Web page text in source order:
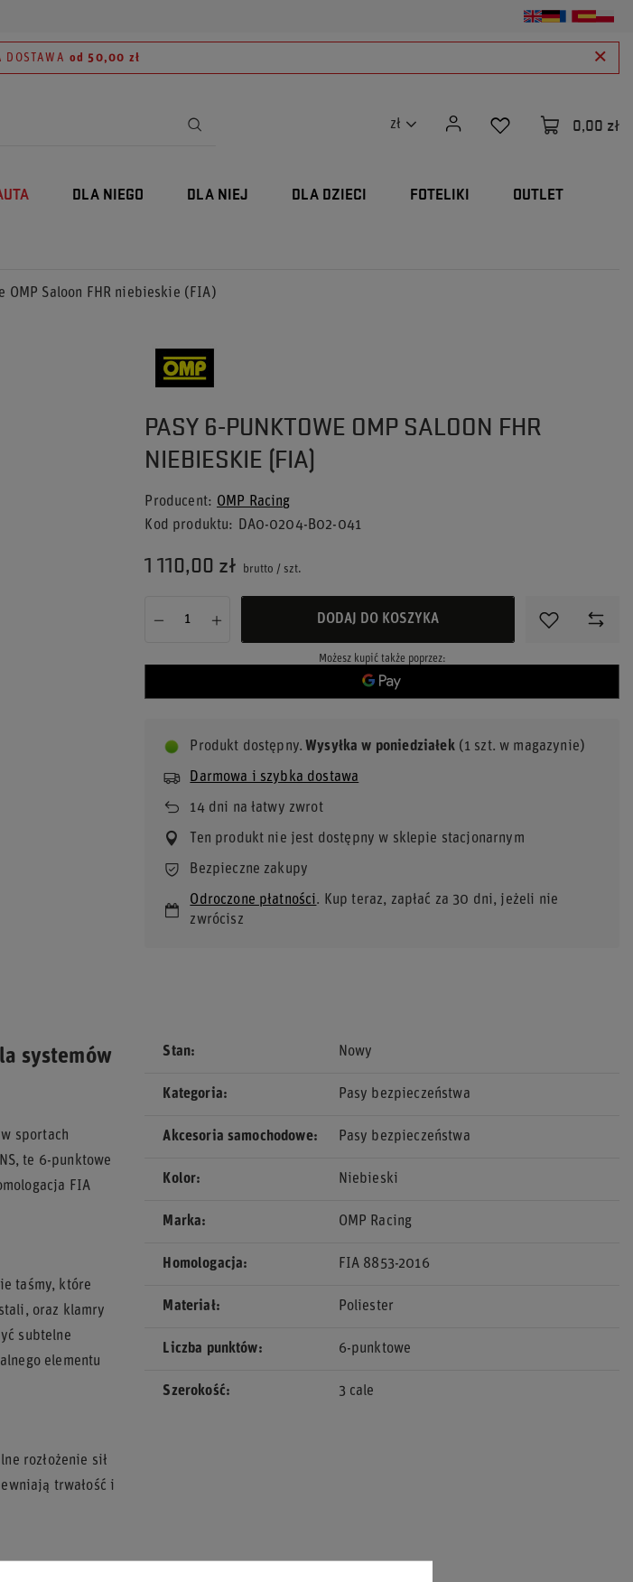
DOSTAWA od 50,00 zł
zł 0,00 zł
DLA NIEGO DLA NIEJ DLA DZIECI FOTELIKI OUTLET
OMP Saloon FHR niebieskie (FIA)
PASY 6-PUNKTOWE OMP SALOON FHR
NIEBIESKIE (FIA)
Producent
OMP Racing
Kod produktu
DA0-0204-B02-041
1 110,00 zł brutto / szt.
DODAJ DO KOSZYKA
Możesz kupić także poprzez:
Produkt dostępny Wysyłkaw poniedziałek (1 szt. w magazynie)
Darmowa i szybka dostawa
14dni na łatwy zwrot
Ten produkt nie jest dostępny w sklepie stacjonarnym
Bezpieczne zakupy
Odroczone płatności. Kup teraz, zapłać za 30 dni, jeżeli nie
zwrócisz
systemów
sportach
te 6-punktowe
FIA
taśmy, które
oraz klamry
subtelne
elementu
rozłożenie sił
trwałość i
Stan Nowy
Kategoria Pasy bezpieczeństwa
Akcesoria samochodowe Pasy bezpieczeństwa
Kolor Niebieski
Marka OMP Racing
Homologacja FIA 8853-2016
Materiał Poliester
Liczba punktów 6-punktowe
Szerokość 3 cale